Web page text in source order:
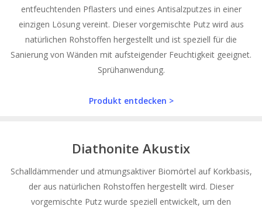
entfeuchtenden Pflasters und eines Antisalzputzes in einer
einzigen Lösung vereint. Dieser vorgemischte Putz wird aus
natürlichen Rohstoffen hergestellt und ist speziell für die
Sanierung von Wänden mit aufsteigender Feuchtigkeit geeignet.
Sprühanwendung.
Produkt entdecken >
Diathonite Akustix
Schalldämmender und atmungsaktiver Biomörtel auf Korkbasis,
der aus natürlichen Rohstoffen hergestellt wird. Dieser
vorgemischte Putz wurde speziell entwickelt, um den